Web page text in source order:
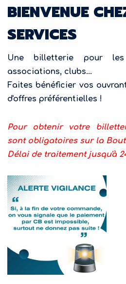
BIENVENUE
SERVICES
Une billetterie pour les
associations, clubs...
Faites bénéficier vos
d'offres préférentielles !
Pour obtenir votre
sont obligatoires sur la
Délai de traitement jusqu'à